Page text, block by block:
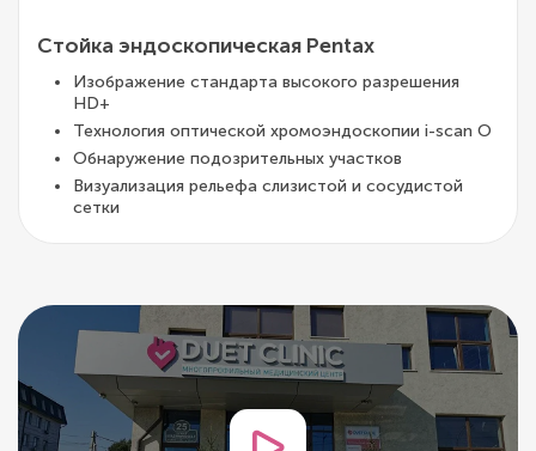
Стойка эндоскопическая Pentax
Изображение стандарта высокого разрешения
HD+
Технология оптической хромоэндоскопии i-scan O
Обнаружение подозрительных участков
Визуализация рельефа слизистой и сосудистой
сетки